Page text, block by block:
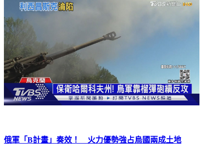
俄軍「B計畫」奏效！ 火力優勢強占烏國兩成土地